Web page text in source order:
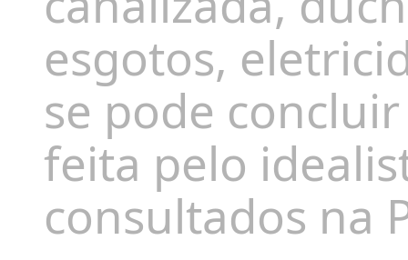
esgotos,
se pode
feita pelo
consultados na